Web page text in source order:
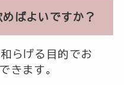
ばよいですか？
らげる目的でお
きます。